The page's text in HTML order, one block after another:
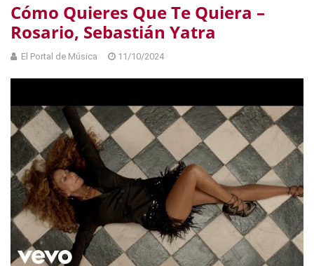
Cómo Quieres Que Te Quiera –
Rosario, Sebastián Yatra
El Portal de Música 11/10/2024